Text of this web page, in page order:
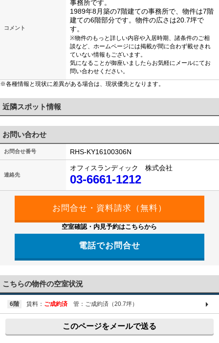
コメント
事務所です。
1989年8月築の7階建ての事務所で、物件は7階
建ての6階部分です。物件の広さは20.7坪で
す。
※物件のもっと詳しい内容や入居時期、諸条件のご相
談など、ホームページには掲載が間に合わず載せきれ
ていない情報もございます。
気になることが御座いましたらお気軽にメールにてお
問い合わせください。
※各種情報と現状に差異がある場合は、現状優先となります。
近隣スポット情報
お問い合わせ
お問合せ番号 RHS-KY16100306N
連絡先
オフィスランディック 株式会社
03-6661-1212
空室確認・内見予約はこちらから
電話でお問合せ
こちらの物件の空室状況
6階 賃料： ご成約済 管：ご成約済（20.7坪）
このページをメールで送る